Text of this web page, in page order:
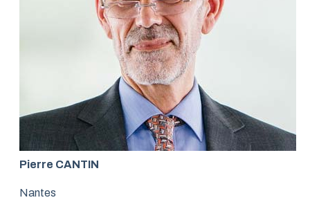
Pierre CANTIN
Nantes